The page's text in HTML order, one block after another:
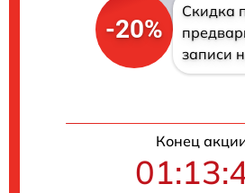
-20%
Скидка
записи
Конец